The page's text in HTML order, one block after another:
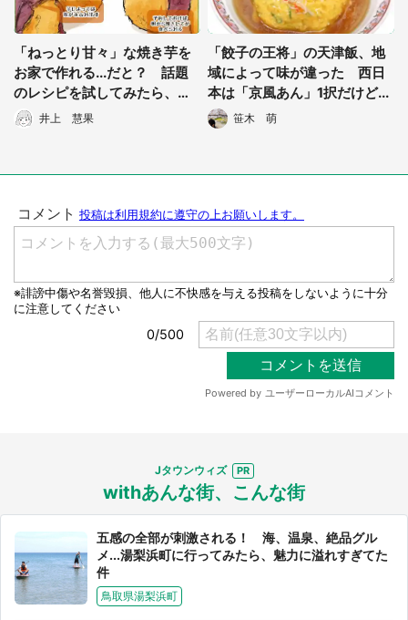
「ねっとり甘々」な焼き芋を
お家で作れる...だと？ 話題
のレシピを試してみたら、簡
単すぎておののいた
井上 慧果
「餃子の王将」の天津飯、地
域によって味が違った 西日
本は「京風あん」1択だけど...
笹木 萌
Jタウンウィズ
withあんな街、こんな街
五感の全部が刺激される！ 海、温泉、絶品グル
メ...湯梨浜町に行ってみたら、魅力に溢れすぎてた
件
鳥取県湯梨浜町